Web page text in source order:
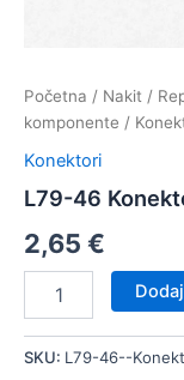
Početna / Nakit /
komponente /
Konektori
L79-46
2,65 €
10
SKU: L79-46--